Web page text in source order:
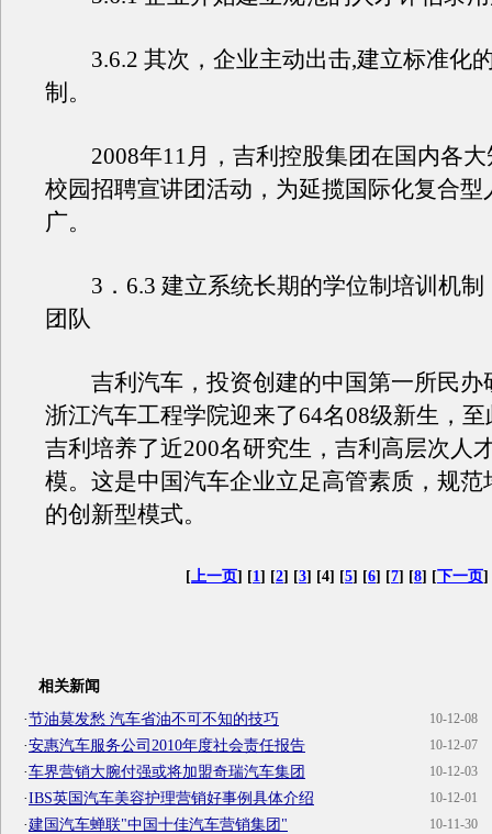
3.6.2 其次，企业主动出击,建立标准化
制。
2008年11月，吉利控股集团在国内各大
校园招聘宣讲团活动，为延揽国际化复合型
广。
3．6.3 建立系统长期的学位制培训机制
团队
吉利汽车，投资创建的中国第一所民
浙江汽车工程学院迎来了64名08级新生，
吉利培养了近200名研究生，吉利高层次人
模。这是中国汽车企业立足高管素质，规范
的创新型模式。
[上一页] [1] [2] [3] [4] [5] [6] [7] [8] [下一页]
相关新闻
10-12-08
·节油莫发愁 汽车省油不可不知的技巧
10-12-07
·安惠汽车服务公司2010年度社会责任报告
10-12-03
·车界营销大腕付强或将加盟奇瑞汽车集团
10-12-01
·IBS英国汽车美容护理营销好事例具体介绍
10-11-30
·建国汽车蝉联"中国十佳汽车营销集团"